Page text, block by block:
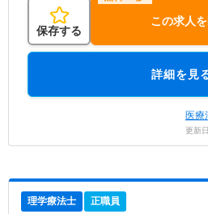
保存する
この求人
詳細を見
医療
更新
理学療法士 正職員